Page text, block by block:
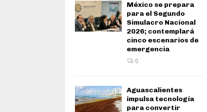
México se prepara
para el Segundo
Simulacro Nacional
2026; contemplará
cinco escenarios de
emergencia
0
Aguascalientes
impulsa tecnología
para convertir